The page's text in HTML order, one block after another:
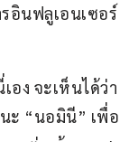
อินฟลูเอนเซอร์
อง จะเห็นได้ว่า
ะ “นอมินี” เพื่อ